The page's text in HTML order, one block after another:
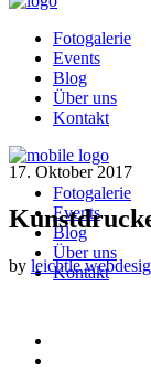
Fotogalerie
Events
Blog
Über uns
Kontakt
Fotogalerie
Events
Blog
Über uns
Kontakt
17. Oktober 2017
by leichtle